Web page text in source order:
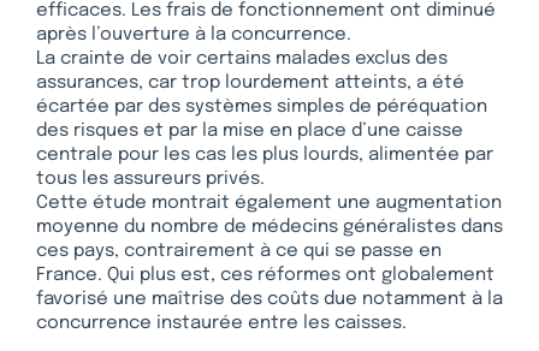
efficaces. Les frais de fonctionnement ont diminué
après l’ouverture à la concurrence.
La crainte de voir certains malades exclus des
assurances, car trop lourdement atteints, a été
écartée par des systèmes simples de péréquation
des risques et par la mise en place d’une caisse
centrale pour les cas les plus lourds, alimentée par
tous les assureurs privés.
Cette étude montrait également une augmentation
moyenne du nombre de médecins généralistes dans
ces pays, contrairement à ce qui se passe en
France. Qui plus est, ces réformes ont globalement
favorisé une maîtrise des coûts due notamment à la
concurrence instaurée entre les caisses.